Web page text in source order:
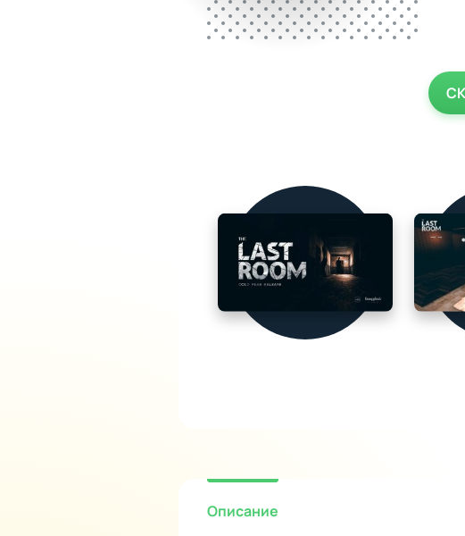
Описание